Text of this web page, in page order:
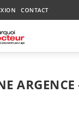
CONTACT
ARGENCE